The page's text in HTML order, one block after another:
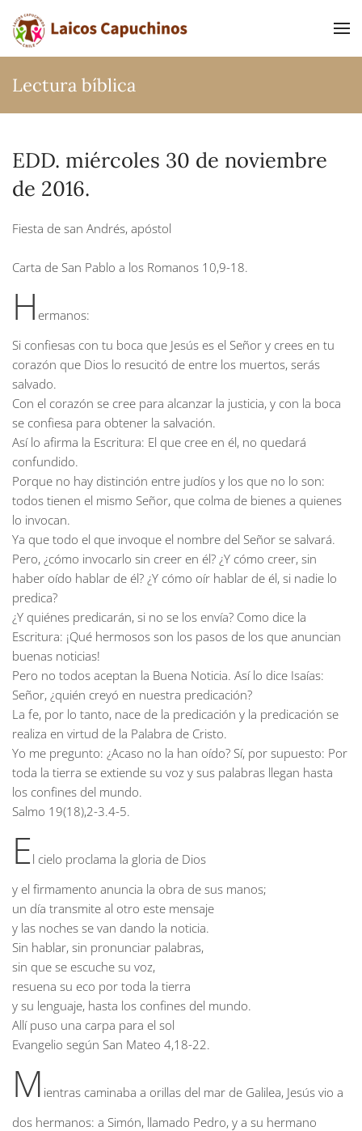
Ir al contenido principal
Lectura bíblica
EDD. miércoles 30 de noviembre
de 2016.
Fiesta de san Andrés, apóstol
Carta de San Pablo a los Romanos 10,9-18.
H ermanos:
Si confiesas con tu boca que Jesús es el Señor y crees en tu
corazón que Dios lo resucitó de entre los muertos, serás
salvado.
Con el corazón se cree para alcanzar la justicia, y con la boca
se confiesa para obtener la salvación.
Así lo afirma la Escritura: El que cree en él, no quedará
confundido.
Porque no hay distinción entre judíos y los que no lo son:
todos tienen el mismo Señor, que colma de bienes a quienes
lo invocan.
Ya que todo el que invoque el nombre del Señor se salvará.
Pero, ¿cómo invocarlo sin creer en él? ¿Y cómo creer, sin
haber oído hablar de él? ¿Y cómo oír hablar de él, si nadie lo
predica?
¿Y quiénes predicarán, si no se los envía? Como dice la
Escritura: ¡Qué hermosos son los pasos de los que anuncian
buenas noticias!
Pero no todos aceptan la Buena Noticia. Así lo dice Isaías:
Señor, ¿quién creyó en nuestra predicación?
La fe, por lo tanto, nace de la predicación y la predicación se
realiza en virtud de la Palabra de Cristo.
Yo me pregunto: ¿Acaso no la han oído? Sí, por supuesto: Por
toda la tierra se extiende su voz y sus palabras llegan hasta
los confines del mundo.
Salmo 19(18),2-3.4-5.
E l cielo proclama la gloria de Dios
y el firmamento anuncia la obra de sus manos;
un día transmite al otro este mensaje
y las noches se van dando la noticia.
Sin hablar, sin pronunciar palabras,
sin que se escuche su voz,
resuena su eco por toda la tierra
y su lenguaje, hasta los confines del mundo.
Allí puso una carpa para el sol
Evangelio según San Mateo 4,18-22.
M ientras caminaba a orillas del mar de Galilea, Jesús vio a
dos hermanos: a Simón, llamado Pedro, y a su hermano